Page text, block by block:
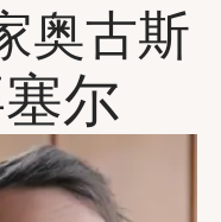
奥古斯
尔